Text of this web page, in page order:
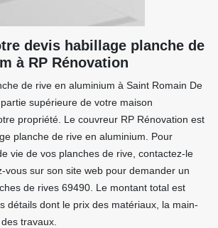
devis habillage planche de
à RP Rénovation
de rive en aluminium à Saint Romain De
supérieure de votre maison
propriété. Le couvreur RP Rénovation est
planche de rive en aluminium. Pour
vie de vos planches de rive, contactez-le
vous sur son site web pour demander un
de rives 69490. Le montant total est
détails dont le prix des matériaux, la main-
travaux.